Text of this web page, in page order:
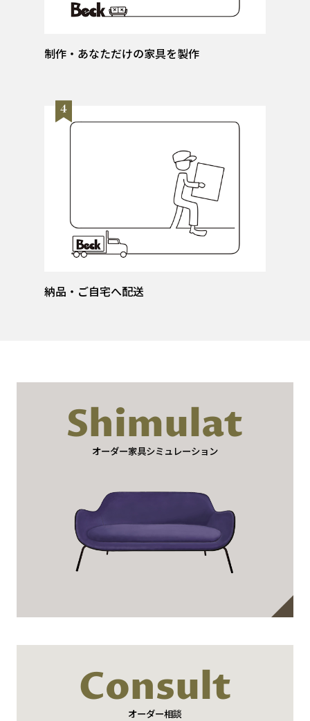
制作・あなただけの家具を製作
納品・ご自宅へ配送
Shimulat
オーダー家具シミュレーション
Consult
オーダー相談